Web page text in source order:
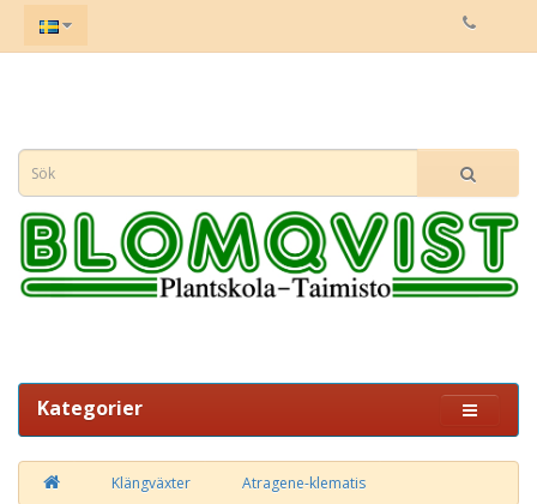
Kategorier
Klängväxter Atragene-klematis